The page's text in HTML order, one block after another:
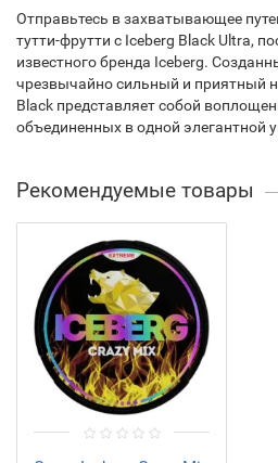
Отправьтесь в захватывающее
тутти-фрутти с Iceberg Black Ultra,
известного бренда Iceberg.
чрезвычайно сильный и приятный
Black представляет собой
объединенных в одной элегантной
Рекомендуемые товары